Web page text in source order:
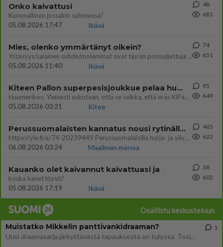
Onko kaivattusi
Kummallinen jossakin suhteessa?
05.08.2026 17:47
Ikävä
48
681
Mies, olenko ymmärtänyt oikein?
Ystävyys/salainen suhde/molemmat ovat täysin poissuljettuja asioita? Nainen
05.08.2026 11:40
Ikävä
74
651
Kiteen Pallon superpesisjoukkue pelaa huumeiden vaikutuksen alaisena
Huumerikos. Yleisesti uskotaan, että se seikka, että eräs KiPan pelaaja kärähtää huumeista, on vain jäävuoren huippu. M
05.08.2026 03:21
Kitee
95
649
Perussuomalaisten kannatus nousi rytinällä Ylen tänään julkaisemassa tuoreimmassa gallup-kyselyssä.
https://yle.fi/a/74-20239449 Perussuomalaisilla hurja- ja ylivoimaisesti suurin nousu tässä uudessa Ylen gallupissa. Kyl
06.08.2026 03:24
Maailman menoa
465
622
Kauanko olet kaivannut kaivattuasi ja
koska hänet löysit?
05.08.2026 17:19
Ikävä
38
602
Osallistu keskusteluun
Muistatko Mikkelin panttivankidraaman?
Uusi draamasarja järkyttävästä tapauksesta on tulossa. Tositapahtumiin perustuva sarja ammentaa vuoden 1986 Mikkelin pan
1